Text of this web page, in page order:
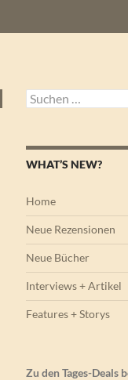
Suchen
nach:
WHAT’S NEW?
Home
Neue Rezensionen
Neue Bücher
Interviews + Artikel
Features + Storys
Zu den Tages-Deals